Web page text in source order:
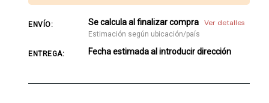
ENVÍO: Se calcula al finalizar compra Ver detalles
Estimación según ubicación/país
ENTREGA: Fecha estimada al introducir dirección